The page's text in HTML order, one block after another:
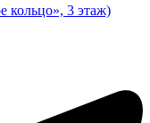
кольцо», 3 этаж)